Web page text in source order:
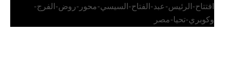
افتتاح-الرئيس-عبد-الفتاح-السيسي-محور-روض-الفرج-
وكوبري-تحيا-مصر